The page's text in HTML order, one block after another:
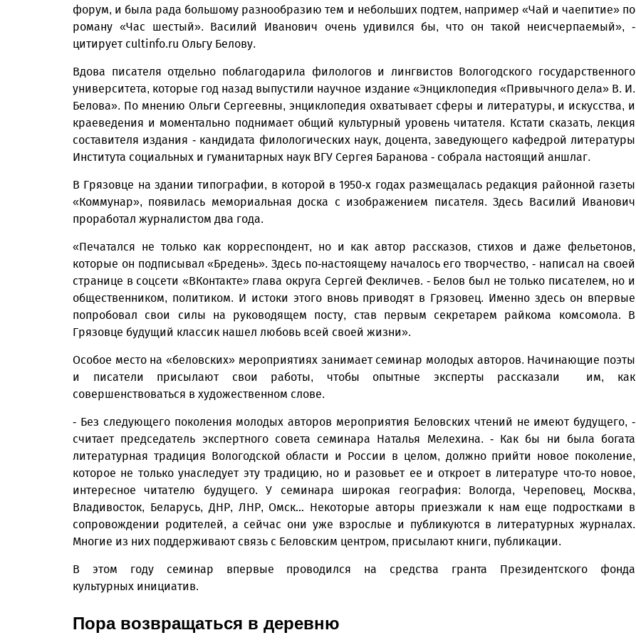
форум, и была рада большому разнообразию тем и небольших подтем, например «Чай и чаепитие» по
роману «Час шестый». Василий Иванович очень удивился бы, что он такой неисчерпаемый», -
цитирует cultinfo.ru Ольгу Белову.
Вдова писателя отдельно поблагодарила филологов и лингвистов Вологодского государственного
университета, которые год назад выпустили научное издание «Энциклопедия «Привычного дела» В. И.
Белова». По мнению Ольги Сергеевны, энциклопедия охватывает сферы и литературы, и искусства, и
краеведения и моментально поднимает общий культурный уровень читателя. Кстати сказать, лекция
составителя издания - кандидата филологических наук, доцента, заведующего кафедрой литературы
Института социальных и гуманитарных наук ВГУ Сергея Баранова - собрала настоящий аншлаг.
В Грязовце на здании типографии, в которой в 1950-х годах размещалась редакция районной газеты
«Коммунар», появилась мемориальная доска с изображением писателя. Здесь Василий Иванович
проработал журналистом два года.
«Печатался не только как корреспондент, но и как автор рассказов, стихов и даже фельетонов,
которые он подписывал «Бредень». Здесь по-настоящему началось его творчество, - написал на своей
странице в соцсети «ВКонтакте» глава округа Сергей Фекличев. - Белов был не только писателем, но и
общественником, политиком. И истоки этого вновь приводят в Грязовец. Именно здесь он впервые
попробовал свои силы на руководящем посту, став первым секретарем райкома комсомола. В
Грязовце будущий классик нашел любовь всей своей жизни».
Особое место на «беловских» мероприятиях занимает семинар молодых авторов. Начинающие поэты
и писатели присылают свои работы, чтобы опытные эксперты рассказали им, как
совершенствоваться в художественном слове.
- Без следующего поколения молодых авторов мероприятия Беловских чтений не имеют будущего, -
считает председатель экспертного совета семинара Наталья Мелехина. - Как бы ни была богата
литературная традиция Вологодской области и России в целом, должно прийти новое поколение,
которое не только унаследует эту традицию, но и разовьет ее и откроет в литературе что-то новое,
интересное читателю будущего. У семинара широкая география: Вологда, Череповец, Москва,
Владивосток, Беларусь, ДНР, ЛНР, Омск… Некоторые авторы приезжали к нам еще подростками в
сопровождении родителей, а сейчас они уже взрослые и публикуются в литературных журналах.
Многие из них поддерживают связь с Беловским центром, присылают книги, публикации.
В этом году семинар впервые проводился на средства гранта Президентского фонда
культурных инициатив.
Пора возвращаться в деревню